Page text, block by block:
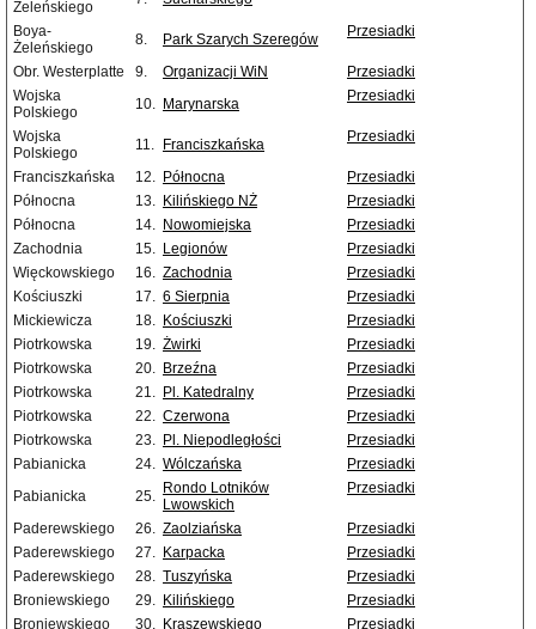
Żeleńskiego
Boya-
Żeleńskiego
8. Park Szarych Szeregów Przesiadki
Obr. Westerplatte 9. Organizacji WiN
Przesiadki
Wojska
Polskiego
10. Marynarska Przesiadki
Wojska
Polskiego
11. Franciszkańska Przesiadki
Franciszkańska 12. Północna
Przesiadki
Północna
13. Kilińskiego NŻ
Przesiadki
Północna
14. Nowomiejska
Przesiadki
Zachodnia
15. Legionów
Przesiadki
Więckowskiego
16. Zachodnia
Przesiadki
Kościuszki
17. 6 Sierpnia
Przesiadki
Mickiewicza
18. Kościuszki
Przesiadki
Piotrkowska
19. Żwirki
Przesiadki
Piotrkowska
20. Brzeźna
Przesiadki
Piotrkowska
21. Pl. Katedralny
Przesiadki
Piotrkowska
22. Czerwona
Przesiadki
Piotrkowska
23. Pl. Niepodległości
Przesiadki
Pabianicka
24. Wólczańska
Przesiadki
Pabianicka
25. Rondo Lotników
Lwowskich
Przesiadki
Paderewskiego 26. Zaolziańska
Przesiadki
Paderewskiego
27. Karpacka
Przesiadki
Paderewskiego
28. Tuszyńska
Przesiadki
Broniewskiego
29. Kilińskiego
Przesiadki
Broniewskiego
30. Kraszewskiego Przesiadki